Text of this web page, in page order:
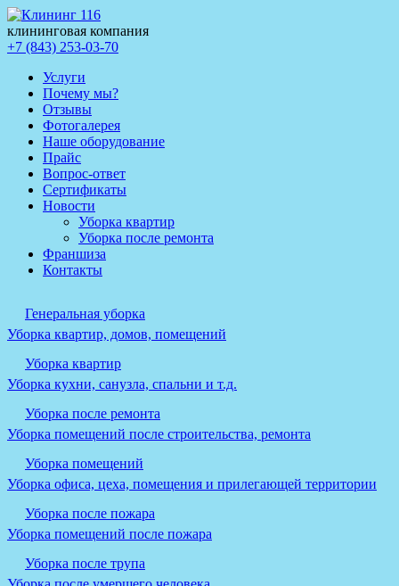
клининговая компания
+7 (843) 253-03-70
Услуги
Почему мы?
Отзывы
Фотогалерея
Наше оборудование
Прайс
Вопрос-ответ
Сертификаты
Новости
Уборка квартир
Уборка после ремонта
Франшиза
Контакты
Генеральная уборка
Уборка квартир, домов, помещений
Уборка квартир
Уборка кухни, санузла, спальни и т.д.
Уборка после ремонта
Уборка помещений после строительства, ремонта
Уборка помещений
Уборка офиса, цеха, помещения и прилегающей территории
Уборка после пожара
Уборка помещений после пожара
Уборка после трупа